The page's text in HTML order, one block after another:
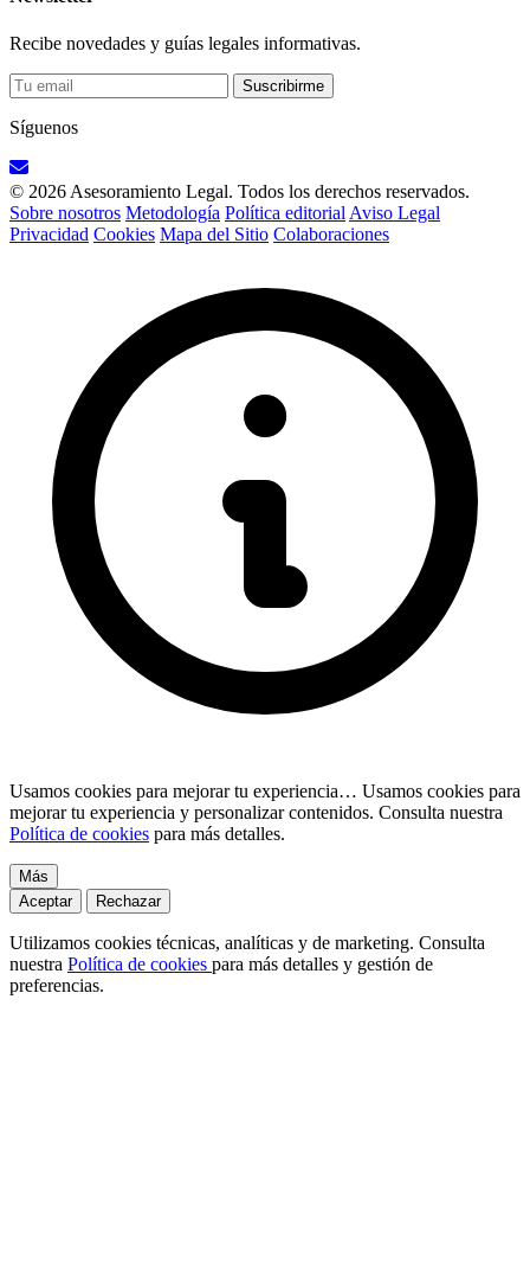
Recibe novedades y guías legales informativas.
Suscribirme
Síguenos
© 2026 Asesoramiento Legal. Todos los derechos reservados.
Sobre nosotros Metodología Política editorial Aviso Legal
Privacidad Cookies Mapa del Sitio Colaboraciones
Usamos cookies para mejorar tu experiencia… Usamos cookies para
mejorar tu experiencia y personalizar contenidos. Consulta nuestra
Política de cookies para más detalles.
Más
Aceptar
Rechazar
Utilizamos cookies técnicas, analíticas y de marketing. Consulta
nuestra Política de cookies para más detalles y gestión de
preferencias.